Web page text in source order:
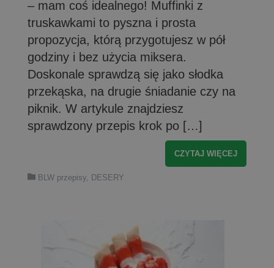
– mam coś idealnego! Muffinki z
truskawkami to pyszna i prosta
propozycja, którą przygotujesz w pół
godziny i bez użycia miksera.
Doskonale sprawdzą się jako słodka
przekąska, na drugie śniadanie czy na
piknik. W artykule znajdziesz
sprawdzony przepis krok po […]
CZYTAJ WIĘCEJ
BLW przepisy, DESERY